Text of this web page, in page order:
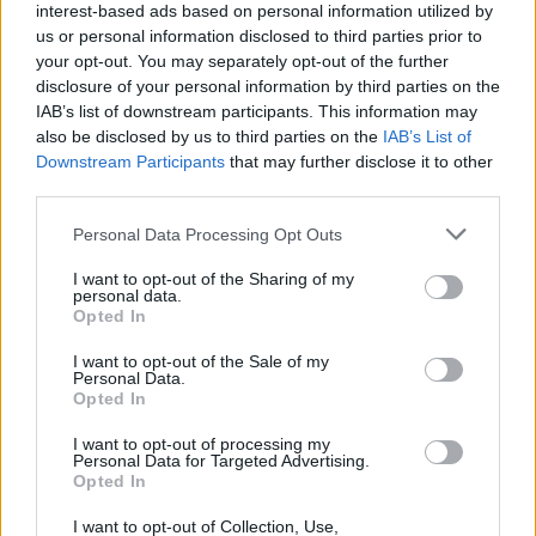
interest-based ads based on personal information utilized by
us or personal information disclosed to third parties prior to
your opt-out. You may separately opt-out of the further
disclosure of your personal information by third parties on the
IAB’s list of downstream participants. This information may
also be disclosed by us to third parties on the IAB’s List of
Downstream Participants that may further disclose it to other
Please note that this website/app uses one or more Google
not limited to your visit or usage behaviour. You may click to
grant or deny consent to Google and its third-party tags to
use your data for below specified purposes in below Google
consent section.
Personal Data Processing Opt Outs
I want to opt-out of the Sharing of my
personal data.
Opted In
I want to opt-out of the Sale of my
Personal Data.
Opted In
I want to opt-out of processing my
Personal Data for Targeted Advertising.
Opted In
I want to opt-out of Collection, Use,
"Πολύ σκληροί για να πεθάνουν" αποδεικνύονται στην
Σκόπελο οι πρωταθλητές της Δραπετσώνας, Μεσσάλας/
Μαρμαρινός που μετά την ιστορική τους πρόκριση στα
προημιτελικά του 2ου τουρνουά Masters του Πανελληνίου
πρωταθλήματος Beach Volley 2015, "σφράγισαν" με τη νίκη
2-1 σετ επί των Κουρτίδη/Τσολάκου τη συμμετοχή τους στα
ημιτελικά, όπου θα κληθούν να ξεπεράσουν τον... σκόπελο
των διεθνών άσων, Νιώπα/Παπαδημητρίου, που από χθες